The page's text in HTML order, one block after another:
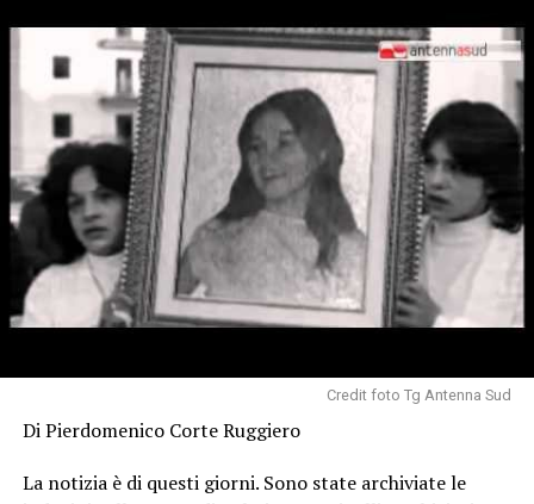
Credit foto Tg Antenna Sud
Di Pierdomenico Corte Ruggiero
La notizia è di questi giorni. Sono state archiviate le